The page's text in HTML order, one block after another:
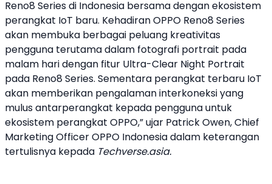
Reno8 Series di Indonesia bersama dengan ekosistem
perangkat IoT baru. KehadiranOPPO Reno8 Series
akan membuka berbagai peluang kreativitas
pengguna terutama dalam fotografi portrait pada
malam hari dengan fitur Ultra-Clear Night Portrait
pada Reno8 Series. Sementara perangkat terbaru IoT
akan memberikan pengalaman interkoneksi yang
mulus antarperangkat kepada pengguna untuk
ekosistem perangkat OPPO,” ujar Patrick Owen, Chief
Marketing OfficerOPPO Indonesia dalam keterangan
tertulisnya kepada Techverse.asia.